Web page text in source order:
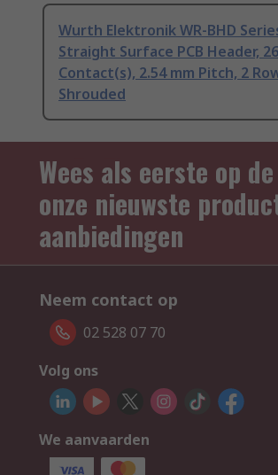
Wurth Elektronik WR-BHD
Straight Surface PCB Header, 26
Contact(s), 2.54 mm Pitch, 2
Shrouded
Wees als eerste op
onze nieuwste
aanbiedingen
Neem contact op
02 528 07 70
Volg ons
We aanvaarden